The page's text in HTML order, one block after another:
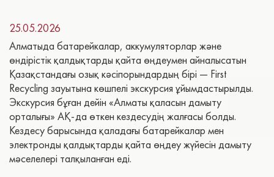
25.05.2026
Алматыда батарейкалар, аккумуляторлар және
өндірістік қалдықтарды қайта өңдеумен айналысатын
Қазақстандағы озық кәсіпорындардың бірі — First
Recycling зауытына көшпелі экскурсия ұйымдастырылды.
Экскурсия бұған дейін «Алматы қаласын дамыту
орталығы» АҚ-да өткен кездесудің жалғасы болды.
Кездесу барысында қаладағы батарейкалар мен
электронды қалдықтарды қайта өңдеу жүйесін дамыту
мәселелері талқыланған еді.